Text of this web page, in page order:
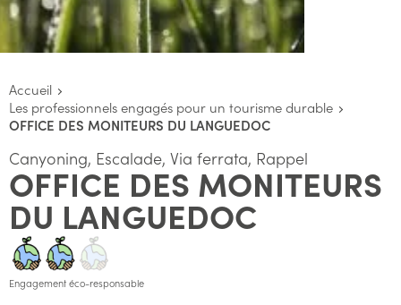
Accueil
Les professionnels engagés pour un tourisme durable
OFFICE DES MONITEURS DU LANGUEDOC
Canyoning, Escalade, Via ferrata, Rappel
OFFICE DES MONITEURS
DU LANGUEDOC
Engagement éco-responsable